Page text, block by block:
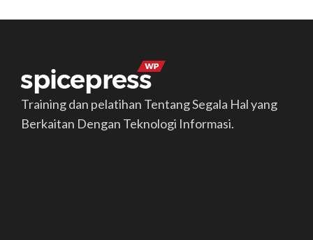
Training dan pelatihan Tentang Segala Hal yang
Berkaitan Dengan Teknologi Informasi.